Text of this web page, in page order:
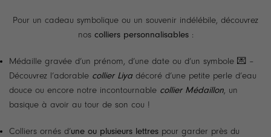
Pour un cadeau symbolique ou un souvenir indélébile, découvrez
nos colliers personnalisables:
Médaille gravée d’un prénom, d’une date ou d’un symbole 💌 –
Découvrez l’adorable collier Liya décoré d’une petite perle d’eau
douce ou encore notre incontournable collier Médaillon, un
basique à avoir au tour de son cou !
Colliers ornés d’une ou plusieurs lettres pour garder près du